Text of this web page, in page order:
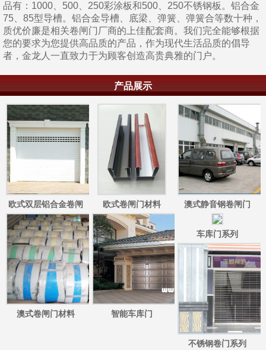
品有：1000、500、250彩涂板和500、250不锈钢板。铝合金
75、85型导槽。铝合金导槽、底梁、弹簧、弹簧合等数十种，
质优价廉是相关卷闸门厂商的上佳配套商。我们完全能够根据
您的要求为您提供高品质的产品，作为现代生活品质的倡导
者，金龙人一直致力于为顾客创造高贵典雅的门户。
产品展示
欧式双层铝合金卷闸
门/欧式彩钢双层卷闸
门
欧式卷闸门材料 澳式静音钢卷闸门
澳式卷闸门材料 智能车库门
车库门系列
不锈钢卷门系列